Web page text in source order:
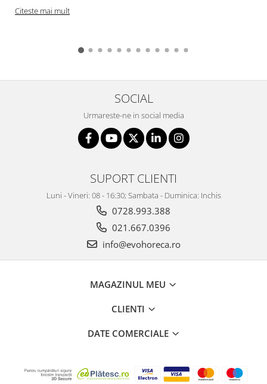
Citeste mai mult
SOCIAL
Urmareste-ne in social media
SUPORT CLIENTI
Luni - Vineri: 08 - 16:30; Sambata - Duminica: Inchis
0728.993.388
021.667.0396
info@evohoreca.ro
MAGAZINUL MEU
CLIENTI
DATE COMERCIALE